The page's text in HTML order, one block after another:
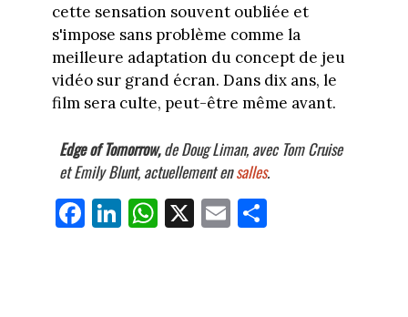
cette sensation souvent oubliée et
s'impose sans problème comme la
meilleure adaptation du concept de jeu
vidéo sur grand écran. Dans dix ans, le
film sera culte, peut-être même avant.
Edge of Tomorrow,de Doug Liman, avec Tom Cruise
et Emily Blunt, actuellement ensalles.
Fa
ce
Li
nk
W
ha
X E
m
Pa
rt